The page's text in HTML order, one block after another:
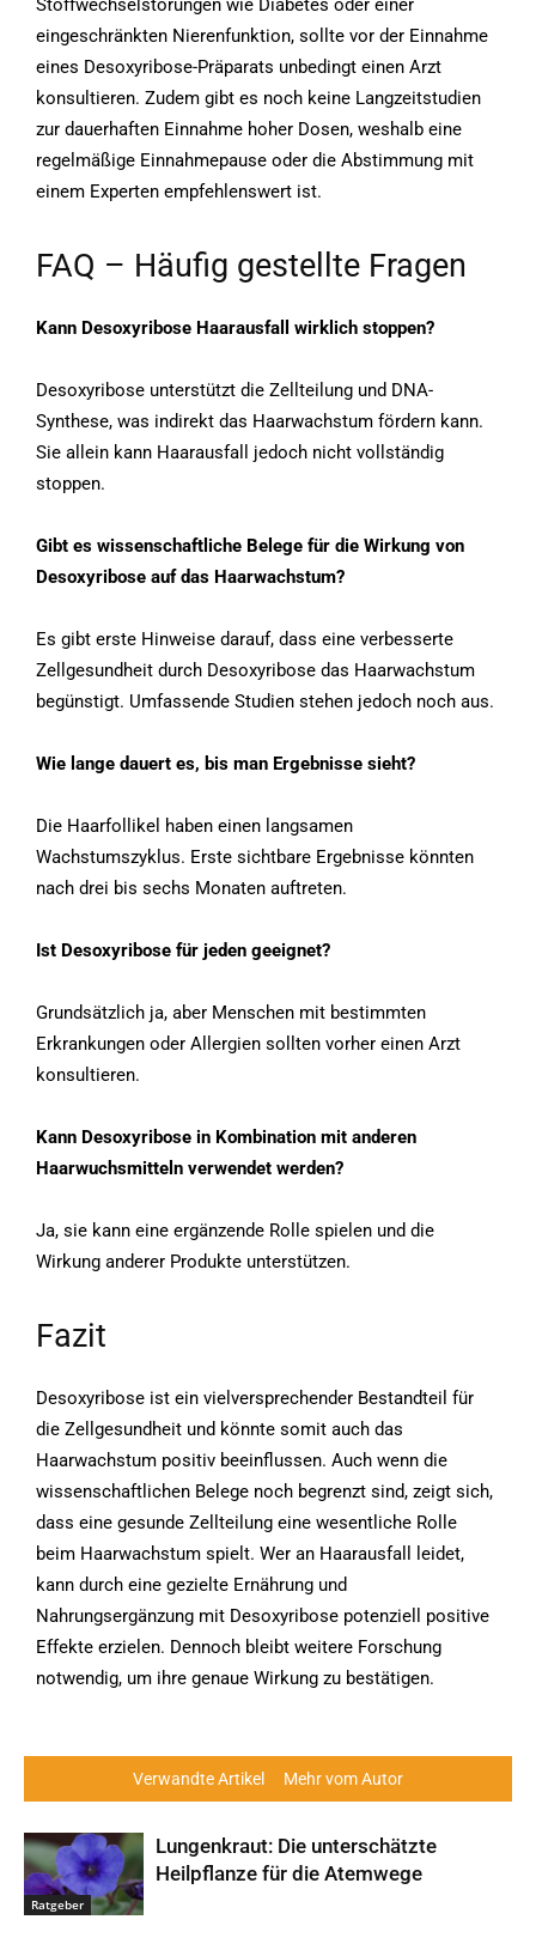
Stoffwechselstörungen wie Diabetes oder einer
eingeschränkten Nierenfunktion, sollte vor der Einnahme
eines Desoxyribose-Präparats unbedingt einen Arzt
konsultieren. Zudem gibt es noch keine Langzeitstudien
zur dauerhaften Einnahme hoher Dosen, weshalb eine
regelmäßige Einnahmepause oder die Abstimmung mit
einem Experten empfehlenswert ist.
FAQ – Häufig gestellte Fragen
Kann Desoxyribose Haarausfall wirklich stoppen?
Desoxyribose unterstützt die Zellteilung und DNA-
Synthese, was indirekt das Haarwachstum fördern kann.
Sie allein kann Haarausfall jedoch nicht vollständig
stoppen.
Gibt es wissenschaftliche Belege für die Wirkung von
Desoxyribose auf das Haarwachstum?
Es gibt erste Hinweise darauf, dass eine verbesserte
Zellgesundheit durch Desoxyribose das Haarwachstum
begünstigt. Umfassende Studien stehen jedoch noch aus.
Wie lange dauert es, bis man Ergebnisse sieht?
Die Haarfollikel haben einen langsamen
Wachstumszyklus. Erste sichtbare Ergebnisse könnten
nach drei bis sechs Monaten auftreten.
Ist Desoxyribose für jeden geeignet?
Grundsätzlich ja, aber Menschen mit bestimmten
Erkrankungen oder Allergien sollten vorher einen Arzt
konsultieren.
Kann Desoxyribose in Kombination mit anderen
Haarwuchsmitteln verwendet werden?
Ja, sie kann eine ergänzende Rolle spielen und die
Wirkung anderer Produkte unterstützen.
Fazit
Desoxyribose ist ein vielversprechender Bestandteil für
die Zellgesundheit und könnte somit auch das
Haarwachstum positiv beeinflussen. Auch wenn die
wissenschaftlichen Belege noch begrenzt sind, zeigt sich,
dass eine gesunde Zellteilung eine wesentliche Rolle
beim Haarwachstum spielt. Wer an Haarausfall leidet,
kann durch eine gezielte Ernährung und
Nahrungsergänzung mit Desoxyribose potenziell positive
Effekte erzielen. Dennoch bleibt weitere Forschung
notwendig, um ihre genaue Wirkung zu bestätigen.
Verwandte Artikel Mehr vom Autor
Ratgeber
Lungenkraut: Die unterschätzte
Heilpflanze für die Atemwege